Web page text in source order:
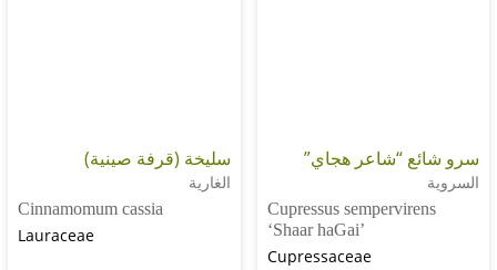
“شاعر هجاي”
Cupressus
‘Shaar haGai’
Cupressaceae
سليخة (قرفة صينية)
Cinnamomum cassia